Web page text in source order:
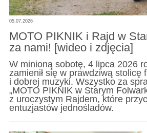
05.07.2026
MOTO PIKNIK i Rajd w
za nami! [wideo i zdjęcia]
W minioną sobotę, 4 lipca 2026
zamienił się w prawdziwą stolicę
i dobrej muzyki. Wszystko za
„MOTO PIKNIK w Starym
z uroczystym Rajdem, które
entuzjastów jednośladów.